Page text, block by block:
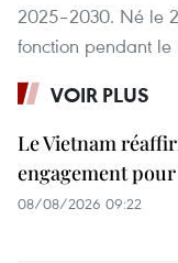
2025–2030. Né le
fonction pendant
VOIR PLUS
Le Vietnam
engagement pour
08/08/2026 09:22